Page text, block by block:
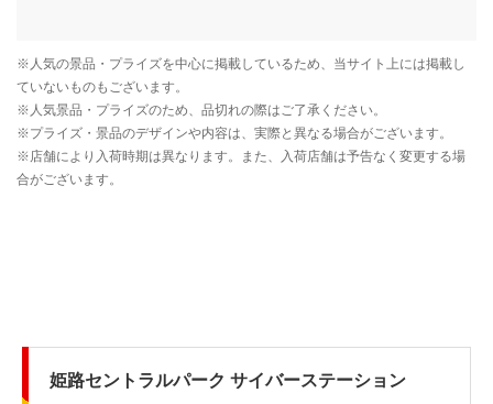
姫路セントラルパーク サイバーステーション